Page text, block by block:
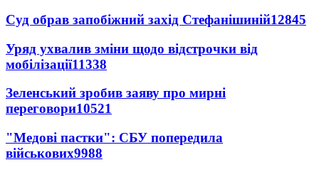
Суд обрав запобіжний захід Стефанішиній12845
Уряд ухвалив зміни щодо відстрочки від
мобілізації11338
Зеленський зробив заяву про мирні
переговори10521
"Медові пастки": СБУ попередила
військових9988